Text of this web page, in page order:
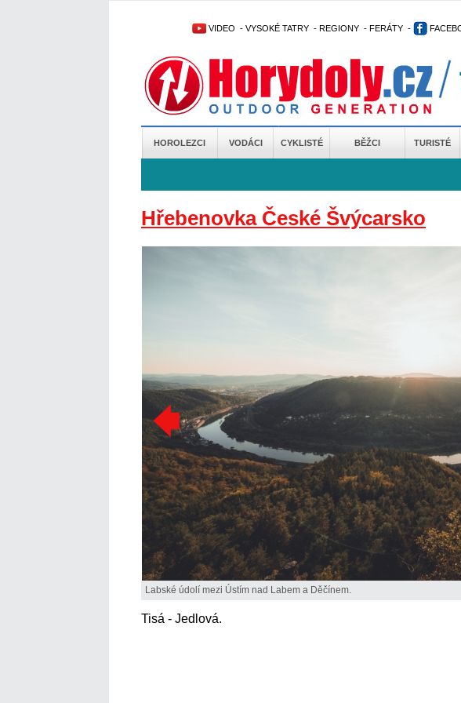
VIDEO - VYSOKÉ TATRY - REGIONY - FERÁTY -
HOROLEZCI VODÁCI CYKLISTÉ BĚŽCI TURISTÉ
Hřebenovka České Švýcarsko
Labské údolí mezi Ústím nad Labem a Děčínem.
Tisá - Jedlová.